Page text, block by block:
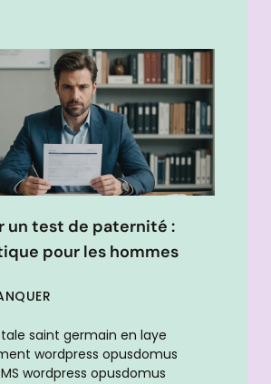
un test de paternité :
pour les hommes
saint germain en laye
wordpress opusdomus
wordpress opusdomus